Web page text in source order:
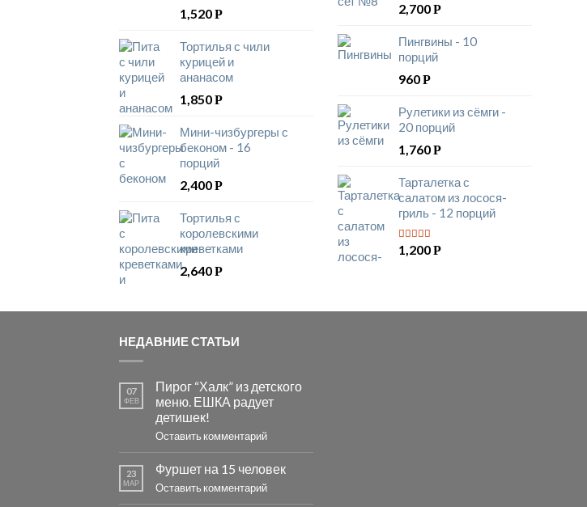
1,520Р
Тортилья с чили
курицей и
ананасом
1,850Р
Мини-чизбургеры с
беконом - 16
порций
2,400Р
Тортилья с
королевскими
креветками
2,640Р
5из 5
2,700Р
Пингвины - 10
порций
960Р
Рулетики из сёмги -
20 порций
1,760Р
Тарталетка с
салатом из лосося-
гриль - 12 порций
5 из 5
1,200Р
НЕДАВНИЕ СТАТЬИ
07
ФЕВ
Пирог “Халк” из детского
меню. ЕШКА радует
детишек!
Оставить комментарий
23
МАР
Фуршет на 15 человек
Оставить комментарий